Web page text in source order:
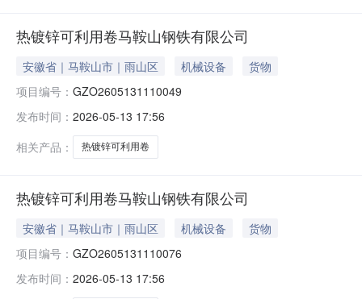
热镀锌可利用卷马鞍山钢铁有限公司
安徽省｜马鞍山市｜雨山区 机械设备
货物
项目编号： GZO2605131110049
发布时间： 2026-05-13 17:56
相关产品：
热镀锌可利用卷
热镀锌可利用卷马鞍山钢铁有限公司
安徽省｜马鞍山市｜雨山区 机械设备
货物
项目编号： GZO2605131110076
发布时间： 2026-05-13 17:56